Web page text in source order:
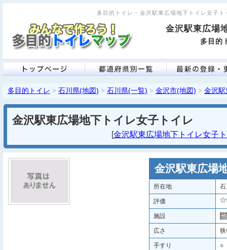
多目的トイレ - 金沢駅東広場地下トイレ女子
金沢駅東広場
多目的
多目的トイレ > 石川県(地図) > 石川県(一覧) > 金沢市(地図) > 金沢
金沢駅東広場地下トイレ女子トイレ
[金沢駅東広場地下トイレ女子
金沢駅東広場
所在地
評価
施設 他
広さ
手すり ○